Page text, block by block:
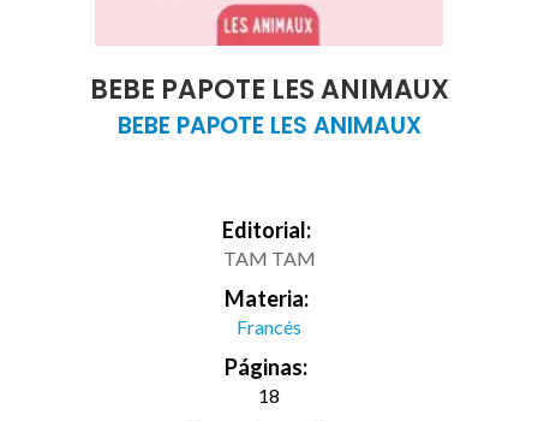
BEBE PAPOTE LES ANIMAUX
BEBE PAPOTE LES ANIMAUX
Editorial:
TAM TAM
Materia:
Francés
Páginas:
18